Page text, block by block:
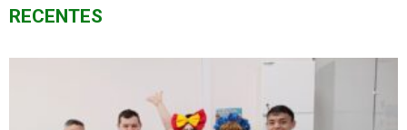
RECENTES